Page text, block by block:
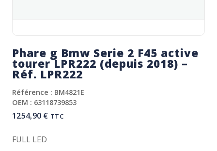
Phare g Bmw Serie 2 F45 active
tourer LPR222 (depuis 2018) –
Réf. LPR222
Référence : BM4821E
OEM : 63118739853
1254,90 € TTC
FULL LED